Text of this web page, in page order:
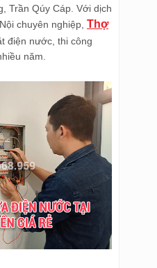
Trần Qúy Cáp. Với dịch
chuyên nghiệp, Thợ
điện nước, thi công
năm.